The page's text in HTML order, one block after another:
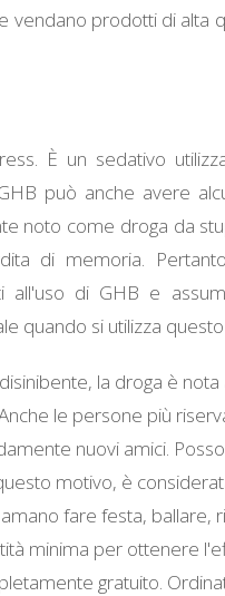
vendano prodotti di alta
È un sedativo
può anche avere
noto come droga da
di memoria.
all'uso di GHB e
quando si utilizza
la droga è
le persone più
nuovi amici.
motivo, è
fare festa, ballare,
minima per ottenere
gratuito.